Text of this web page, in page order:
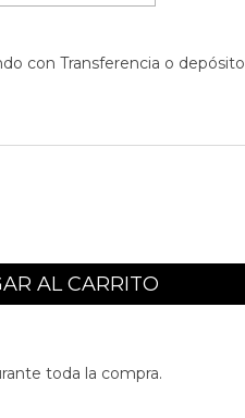
con Transferencia o depósito
toda la compra.